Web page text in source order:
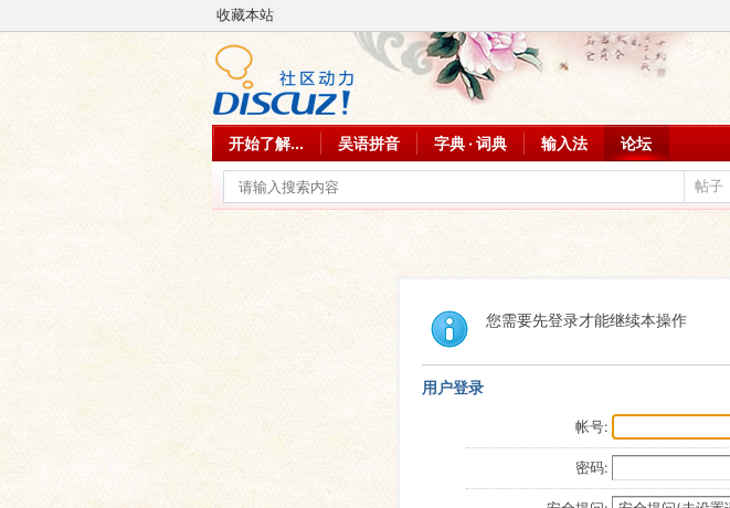
收藏本站
开始了解... 吴语拼音 字典 · 词典 输入法 论坛
帖子
您需要先登录才能继续本操作
用户登录
帐号:
密码: